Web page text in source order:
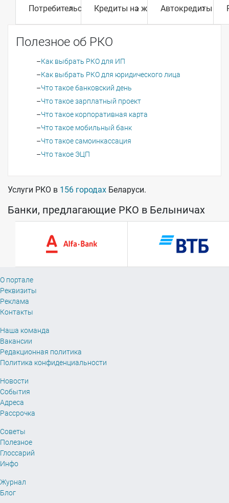
Потребительские кредитыКредиты на жильеАвтокредиты
Полезное об РКО
Как выбрать РКО для ИП
Как выбрать РКО для юридического лица
Что такое банковский день
Что такое зарплатный проект
Что такое корпоративная карта
Что такое мобильный банк
Что такое самоинкассация
Что такое ЭЦП
Услуги РКО в 156 городах Беларуси.
Банки, предлагающие РКО в Белыничах
О портале
Реквизиты
Реклама
Контакты
Наша команда
Вакансии
Редакционная политика
Политика конфиденциальности
Новости
События
Адреса
Рассрочка
Советы
Полезное
Глоссарий
Инфо
Журнал
Блог